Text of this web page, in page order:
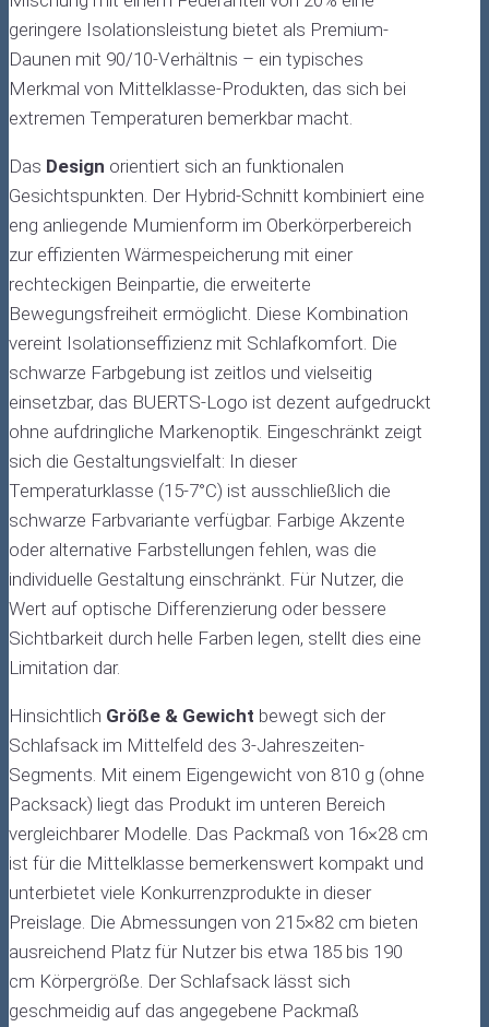
geringere Isolationsleistung bietet als Premium-
Daunen mit 90/10-Verhältnis – ein typisches
Merkmal von Mittelklasse-Produkten, das sich bei
extremen Temperaturen bemerkbar macht.
Das Design orientiert sich an funktionalen
Gesichtspunkten. Der Hybrid-Schnitt kombiniert eine
eng anliegende Mumienform im Oberkörperbereich
zur effizienten Wärmespeicherung mit einer
rechteckigen Beinpartie, die erweiterte
Bewegungsfreiheit ermöglicht. Diese Kombination
vereint Isolationseffizienz mit Schlafkomfort. Die
schwarze Farbgebung ist zeitlos und vielseitig
einsetzbar, das BUERTS-Logo ist dezent aufgedruckt
ohne aufdringliche Markenoptik. Eingeschränkt zeigt
sich die Gestaltungsvielfalt: In dieser
Temperaturklasse (15-7°C) ist ausschließlich die
schwarze Farbvariante verfügbar. Farbige Akzente
oder alternative Farbstellungen fehlen, was die
individuelle Gestaltung einschränkt. Für Nutzer, die
Wert auf optische Differenzierung oder bessere
Sichtbarkeit durch helle Farben legen, stellt dies eine
Limitation dar.
Hinsichtlich Größe & Gewicht bewegt sich der
Schlafsack im Mittelfeld des 3-Jahreszeiten-
Segments. Mit einem Eigengewicht von 810 g (ohne
Packsack) liegt das Produkt im unteren Bereich
vergleichbarer Modelle. Das Packmaß von 16×28 cm
ist für die Mittelklasse bemerkenswert kompakt und
unterbietet viele Konkurrenzprodukte in dieser
Preislage. Die Abmessungen von 215×82 cm bieten
ausreichend Platz für Nutzer bis etwa 185 bis 190
cm Körpergröße. Der Schlafsack lässt sich
geschmeidig auf das angegebene Packmaß